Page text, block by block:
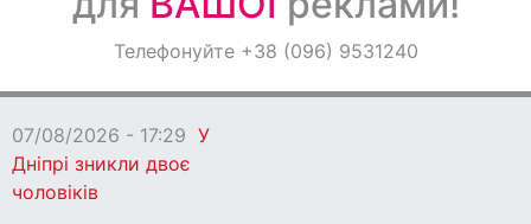
ОголошенняТелефонуйте +38 (096) 9531240
07/08/2026 - 17:29 У
Дніпрі зникли двоє
чоловіків